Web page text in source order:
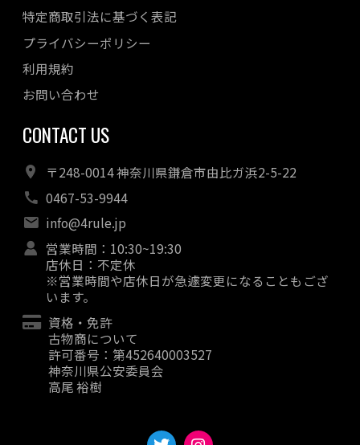
特定商取引法に基づく表記
プライバシーポリシー
利用規約
お問い合わせ
CONTACT US
〒248-0014 神奈川県鎌倉市由比ガ浜2-5-22
0467-53-9944
info@4rule.jp
営業時間：10:30~19:30
店休日：不定休
※営業時間や店休日が急遽変更になることもござ
います。
資格・免許
古物商について
許可番号：第452640003527
神奈川県公安委員会
高尾 裕樹